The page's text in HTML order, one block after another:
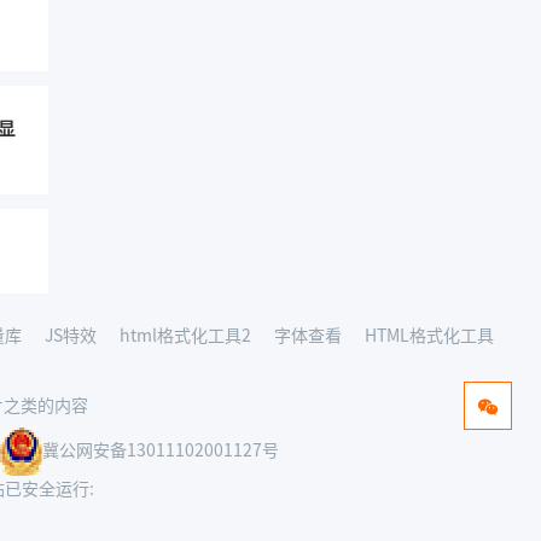
库 JS特效 html格式化工具2 字体查看 HTML格式化工具
类的内容
冀公网安备13011102001127号
安全运行: